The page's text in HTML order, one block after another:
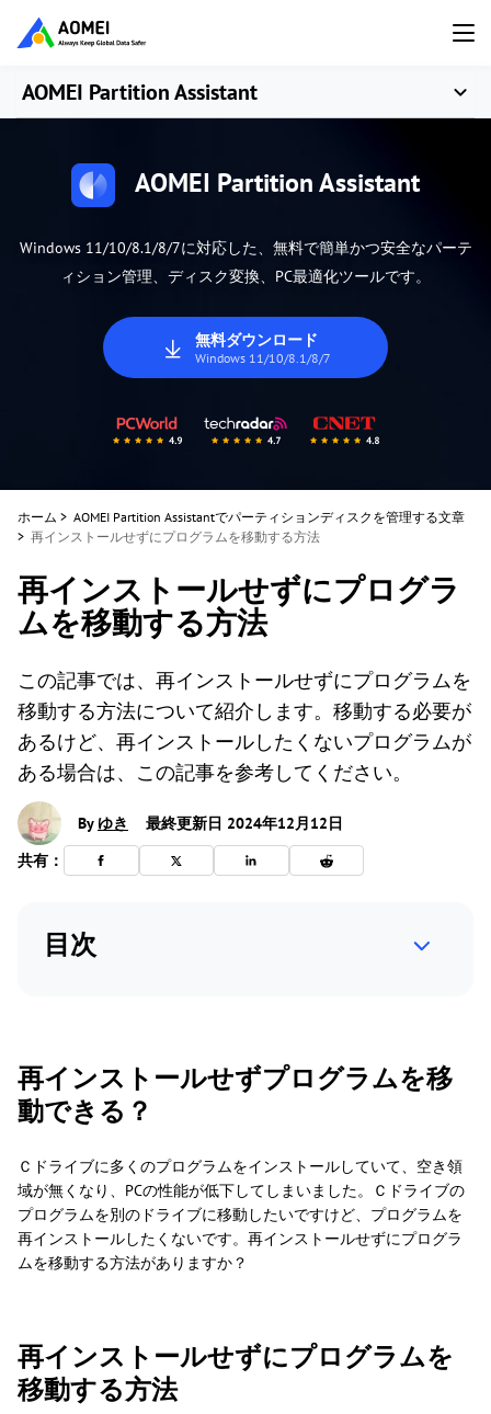
AOMEI Partition Assistant
AOMEI Partition Assistant
Windows 11/10/8.1/8/7に対応した、無料で簡単かつ安全なパーテ
ィション管理、ディスク変換、PC最適化ツールです。
無料ダウンロード
Windows 11/10/8.1/8/7
ホーム > AOMEI Partition Assistantでパーティションディスクを管理する文章
> 再インストールせずにプログラムを移動する方法
再インストールせずにプログラ
ムを移動する方法
この記事では、再インストールせずにプログラムを
移動する方法について紹介します。移動する必要が
あるけど、再インストールしたくないプログラムが
ある場合は、この記事を参考してください。
By ゆき
最終更新日 2024年12月12日
共有：
目次
再インストールせずプログラムを移
動できる？
Ｃドライブに多くのプログラムをインストールしていて、空き領
域が無くなり、PCの性能が低下してしまいました。Ｃドライブの
プログラムを別のドライブに移動したいですけど、プログラムを
再インストールしたくないです。再インストールせずにプログラ
ムを移動する方法がありますか？
再インストールせずにプログラムを
移動する方法